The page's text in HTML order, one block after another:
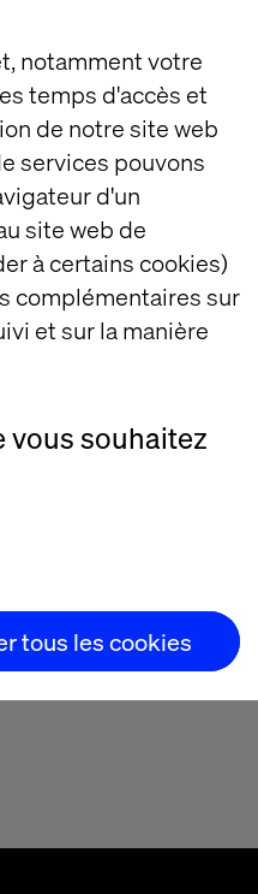
notamment votre
temps d'accès et
de notre site web
services pouvons
d'un
site web de
à certains cookies)
complémentaires sur
et sur la manière
vous souhaitez
tous les cookies